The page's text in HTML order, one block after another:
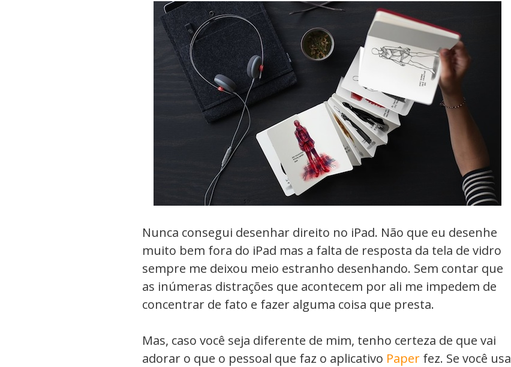
Nunca consegui desenhar direito no iPad. Não que eu desenhe
muito bem fora do iPad mas a falta de resposta da tela de vidro
sempre me deixou meio estranho desenhando. Sem contar que
as inúmeras distrações que acontecem por ali me impedem de
concentrar de fato e fazer alguma coisa que presta.
Mas, caso você seja diferente de mim, tenho certeza de que vai
adorar o que o pessoal que faz o aplicativo Paper fez. Se você usa